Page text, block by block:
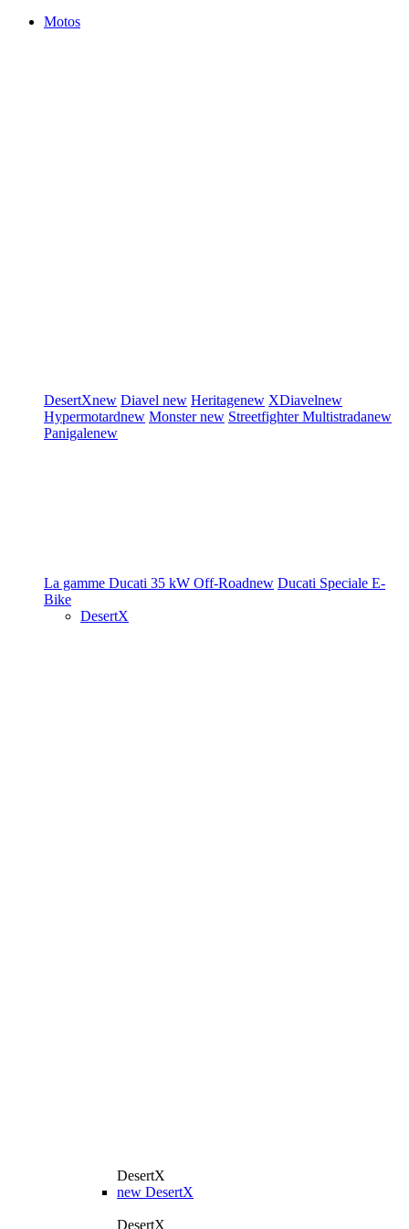
Motos
DesertXnew Diavel new Heritagenew XDiavelnew
Hypermotardnew Monsternew StreetfighterMultistradanew
Panigalenew
La gamme Ducati 35 kW Off-Roadnew Ducati Speciale E-
Bike
DesertX
DesertX
new DesertX
DesertX